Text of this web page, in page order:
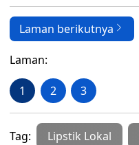
Laman berikutnya
Laman:
1 2 3
Tag: Lipstik Lokal